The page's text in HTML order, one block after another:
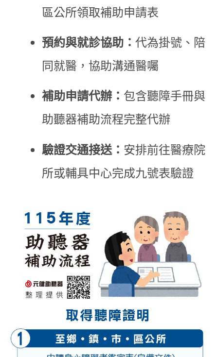
區公所領取補助申請表
預約與就診協助：代為掛號、陪
同就醫，協助溝通醫囑
補助申請代辦： 包含聽障手冊與
助聽器補助流程完整代辦
驗證交通接送： 安排前往醫療院
所或輔具中心完成九號表驗證